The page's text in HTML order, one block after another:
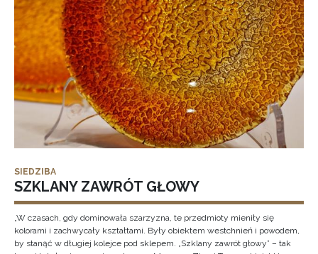
SIEDZIBA
SZKLANY ZAWRÓT GŁOWY
„W czasach, gdy dominowała szarzyzna, te przedmioty mieniły się
kolorami i zachwycały kształtami. Były obiektem westchnień i powodem,
by stanąć w długiej kolejce pod sklepem. „Szklany zawrót głowy” – tak